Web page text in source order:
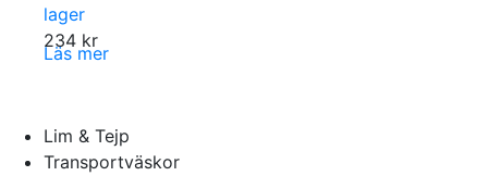
lager
234 kr
Läs mer
Lim & Tejp
Transportväskor